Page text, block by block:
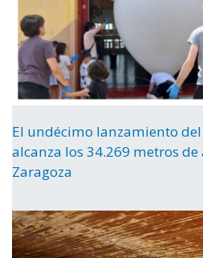
El undécimo lanzamiento del
alcanza los 34.269 metros
Zaragoza